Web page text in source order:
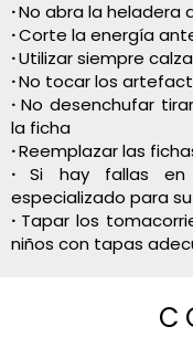
·No abra la heladera
·Corte la energía
·Utilizar siempre
·No tocar los
· No desenchufar
la ficha
·Reemplazar las
·Si hay fallas en
especializado para
· Tapar los
niños con tapas